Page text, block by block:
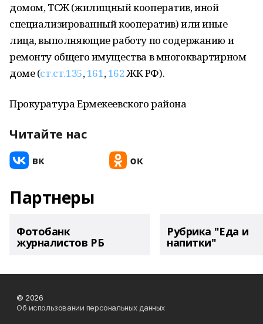
домом, ТСЖ (жилищный кооператив, иной
специализированный кооператив) или иные
лица, выполняющие работу по содержанию и
ремонту общего имущества в многоквартирном
доме (ст.ст.135,161,162ЖК РФ).
Прокуратура Ермекеевского района
Читайте нас
Партнеры
Фотобанк
журналистов РБ
Рубрика "Еда и
напитки"
© 2026
Об использовании персональных данных